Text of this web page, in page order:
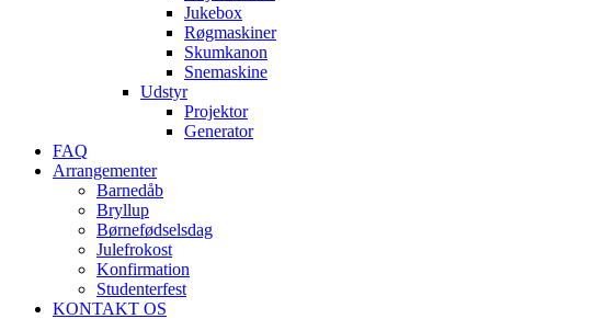
Jukebox
Røgmaskiner
Skumkanon
Snemaskine
Udstyr
Projektor
Generator
FAQ
Arrangementer
Barnedåb
Bryllup
Børnefødselsdag
Julefrokost
Konfirmation
Studenterfest
KONTAKT OS